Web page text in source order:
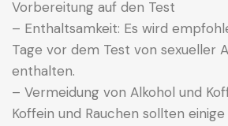
Vorbereitung auf den Test
– Enthaltsamkeit: Es wird
Tage vor dem Test von sexueller
enthalten.
– Vermeidung von Alkohol und
Koffein und Rauchen sollten